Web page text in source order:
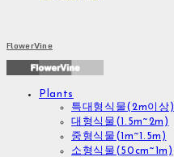
FlowerVine
Plants
특대형식물(2m이상)
대형식물(1.5m~2m)
중형식물(1m~1.5m)
소형식물(50cm~1m)